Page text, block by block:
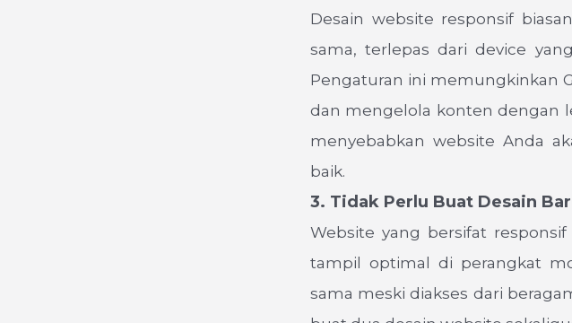
Desain website responsif
sama, terlepas dari device
Pengaturan ini memungkinkan
dan mengelola konten dengan
menyebabkan website Anda
baik.
3. Tidak Perlu Buat Desain
Website yang bersifat
tampil optimal di perangkat
sama meski diakses dari